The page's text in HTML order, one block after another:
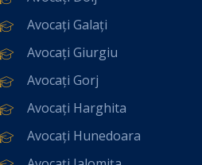
Avocați Galați
Avocați Giurgiu
Avocați Gorj
Avocați Harghita
Avocați Hunedoara